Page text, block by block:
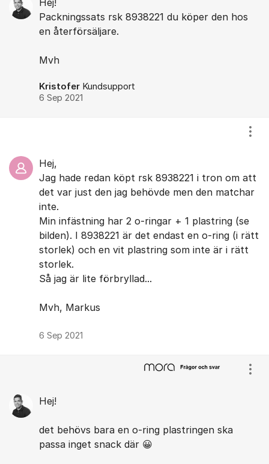
Packningssats rsk 8938221 du köper den hos
en återförsäljare.
Mvh
Kristofer Kundsupport
6 Sep 2021
Hej,
Jag hade redan köpt rsk 8938221 i tron om att
det var just den jag behövde men den matchar
inte.
Min infästning har 2 o-ringar + 1 plastring (se
bilden). I 8938221 är det endast en o-ring (i rätt
storlek) och en vit plastring som inte är i rätt
storlek.
Så jag är lite förbryllad...
Mvh, Markus
6 Sep 2021
Hej!
det behövs bara en o-ring plastringen ska
passa inget snack där 😀